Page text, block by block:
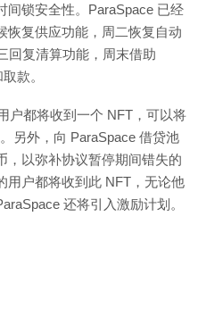
间锁安全性。ParaSpace 已经
恢复供应功能，周二恢复自动
回复清算功能，周末借助
款。
户都将收到一个 NFT，可以将
另外，向 ParaSpace 借贷池
，以弥补协议暂停期间错失的
用户都将收到此 NFT，无论他
还将引入激励计划。